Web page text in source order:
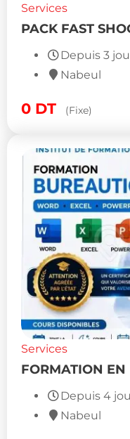
Services
PACK FAST
Depuis 3
Nabeul
0 DT (Fixe)
Services
FORMATION
Depuis 4
Nabeul